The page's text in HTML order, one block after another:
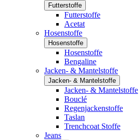
Futterstoffe
Futterstoffe
Acetat
Hosenstoffe
Hosenstoffe
Hosenstoffe
Bengaline
Jacken- & Mantelstoffe
Jacken- & Mantelstoffe
Jacken- & Mantelstoffe
Bouclé
Regenjackenstoffe
Taslan
Trenchcoat Stoffe
Jeans